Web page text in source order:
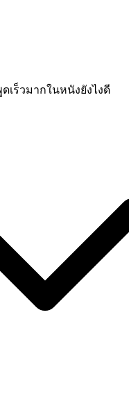
เร็วมากในหนังยังไงดี